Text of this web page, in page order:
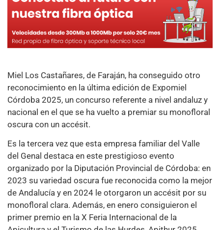
Miel Los Castañares, de Faraján, ha conseguido otro
reconocimiento en la última edición de Expomiel
Córdoba 2025, un concurso referente a nivel andaluz y
nacional en el que se ha vuelto a premiar su monofloral
oscura con un accésit.
Es la tercera vez que esta empresa familiar del Valle
del Genal destaca en este prestigioso evento
organizado por la Diputación Provincial de Córdoba: en
2023 su variedad oscura fue reconocida como la mejor
de Andalucía y en 2024 le otorgaron un accésit por su
monofloral clara. Además, en enero consiguieron el
primer premio en la X Feria Internacional de la